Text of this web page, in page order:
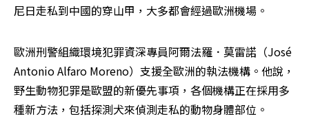
尼日走私到中國的穿山甲，大多都會經過歐洲機場。
歐洲刑警組織環境犯罪資深專員阿爾法羅．莫雷諾（José
Antonio Alfaro Moreno）支援全歐洲的執法機構。他說，
野生動物犯罪是歐盟的新優先事項，各個機構正在採用多
種新方法，包括探測犬來偵測走私的動物身體部位。